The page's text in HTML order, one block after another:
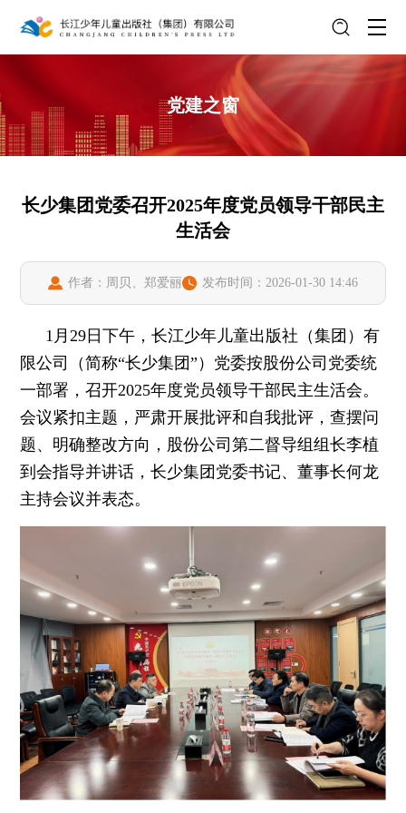
党建之窗
长少集团党委召开2025年度党员领导干部民主
生活会
作者：周贝、郑爱丽 发布时间：2026-01-30 14:46
1月29日下午，长江少年儿童出版社（集团）有
限公司（简称“长少集团”）党委按股份公司党委统
一部署，召开2025年度党员领导干部民主生活会。
会议紧扣主题，严肃开展批评和自我批评，查摆问
题、明确整改方向，股份公司第二督导组组长李植
到会指导并讲话，长少集团党委书记、董事长何龙
主持会议并表态。